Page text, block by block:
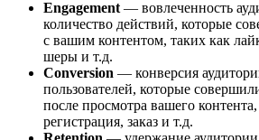
Engagement — вовлеченность
количество действий, которые
с вашим контентом, таких как
шеры и т.д.
Conversion — конверсия
пользователей, которые
после просмотра вашего
регистрация, заказ и т.д.